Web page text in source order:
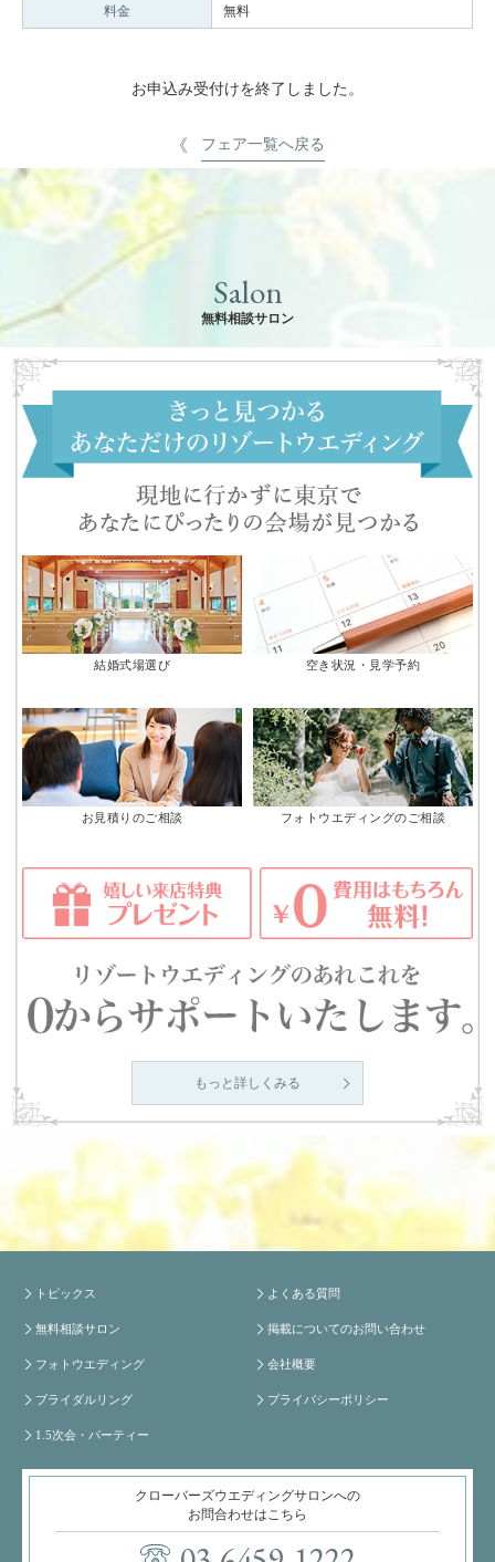
料金 無料
お申込み受付けを終了しました。
フェア一覧へ戻る
Salon
無料相談サロン
結婚式場選び 空き状況・見学予約
お見積りのご相談 フォトウエディングのご相談
もっと詳しくみる
トピックス
無料相談サロン
フォトウエディング
ブライダルリング
1.5次会・パーティー
よくある質問
掲載についてのお問い合わせ
会社概要
プライバシーポリシー
クローバーズウエディングサロンへの
お問合わせはこちら